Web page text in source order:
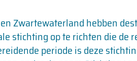
Zwartewaterland hebben
stichting op te richten die de
periode is deze